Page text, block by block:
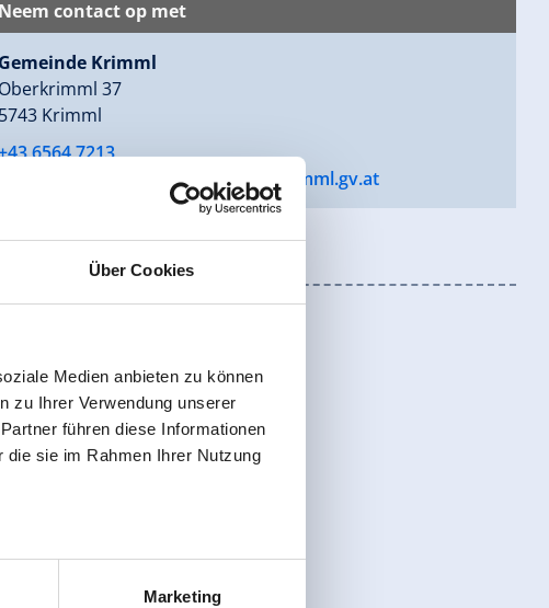
Über Cookies
Medien anbieten zu können
zu Ihrer Verwendung unserer
führen diese Informationen
die sie im Rahmen Ihrer Nutzung
Marketing
Neem contact op met
Gemeinde Krimml
Oberkrimml 37
5743 Krimml
6564 7213
gemeinde@krimml.gv.at
• www.krimml.gv.at